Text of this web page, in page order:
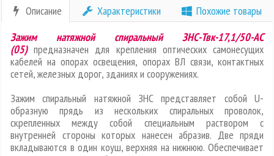
Описание Характеристики
Похожие товары
Зажим натяжной спиральный ЗНС-Твк-17,1/50-АС
(05)предназначен для крепления оптических самонесущих
кабелей на опорах освещения, опорах ВЛ связи, контактных
сетей, железных дорог, зданиях и сооружениях.
Зажим спиральный натяжной ЗНС представляет собой U-
образную прядь из нескольких спиральных проволок,
скрепленных между собой специальным раствором с
внутренней стороны которых нанесен абразив. Две пряди
вкладываются в один коуш, верхняя на нижнюю. Обеспечивает